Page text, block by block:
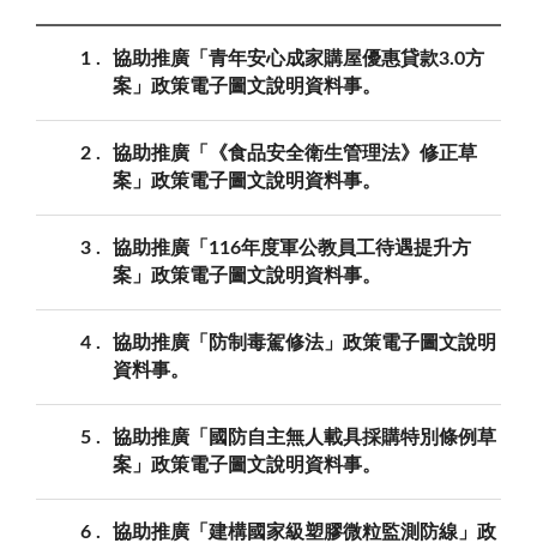
1
協助推廣「青年安心成家購屋優惠貸款3.0方
案」政策電子圖文說明資料事。
2
協助推廣「《食品安全衛生管理法》修正草
案」政策電子圖文說明資料事。
3
協助推廣「116年度軍公教員工待遇提升方
案」政策電子圖文說明資料事。
4
協助推廣「防制毒駕修法」政策電子圖文說明
資料事。
5
協助推廣「國防自主無人載具採購特別條例草
案」政策電子圖文說明資料事。
6
協助推廣「建構國家級塑膠微粒監測防線」政